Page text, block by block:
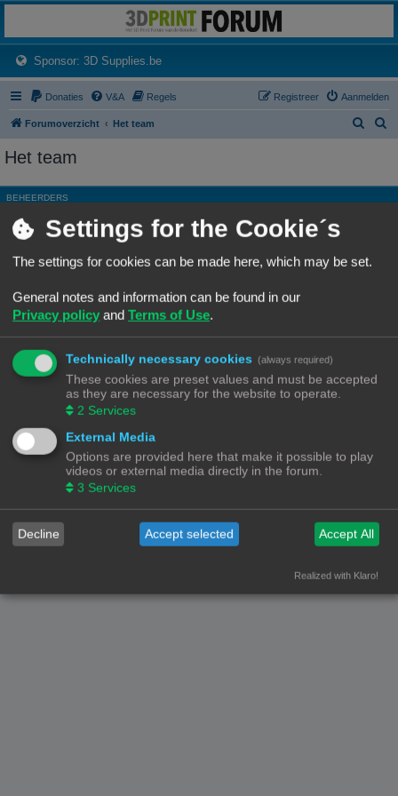
Het 3D print forum van de Benelux na de sluiting van 3dprintforum.nl
Sponsor: 3D Supplies.be(Opens a new tab)
Donaties V&A Regels Aanmelden
Registreer
Forumoverzicht Het team
k
k
Het team
BEHEERDERS
Rang, Gebruikersnaam Site Admin Ch3vr0n
Moderator
Alle forums
ALGEMENE MODERATORS
Geen leden gevonden met deze zoekcriteria.
Ga naar
Forumoverzicht
© Copyright
! - 3dprintforum.eu
Alle Rechten Voorbehouden
Privacy|Gebruikersvoorwaarden
Settings for the Cookie´s
The settings for cookies can be made here, which may be set.
General notes and information can be found in our
Privacy policy and Terms of Use.
Technically necessary cookies (always required)
These cookies are preset values and must be accepted
as they are necessary for the website to operate.
2 Services
External Media
Options are provided here that make it possible to play
videos or external media directly in the forum.
3 Services
Decline Accept selected Accept All
Realized with Klaro!